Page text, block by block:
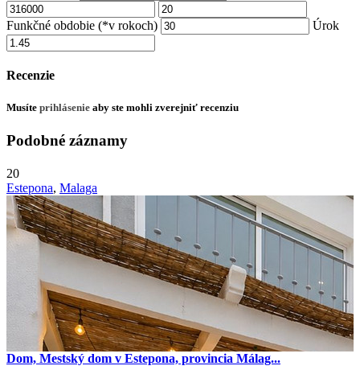
Funkčné obdobie (*v rokoch) Úrok
Recenzie
Musíte prihlásenie aby ste mohli zverejniť recenziu
Podobné záznamy
20
Estepona, Malaga
Dom, Mestský dom v Estepona, provincia Málag...